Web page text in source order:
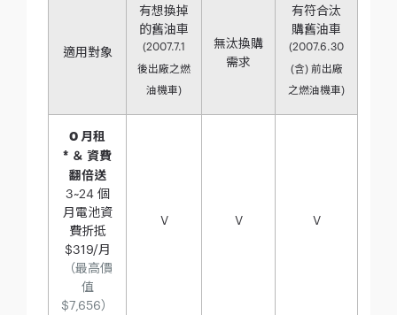
適用對象
有想換掉
的舊油車
(2007.7.1
後出廠之燃
油機車)
無汰換購
需求
有符合汰
購舊油車
(2007.6.30
(含) 前出廠
之燃油機車)
0 月租
* ＆ 資費
翻倍送
3~24 個
月電池資
費折抵
$319/月
（最高價
值
$7,656）
V V V